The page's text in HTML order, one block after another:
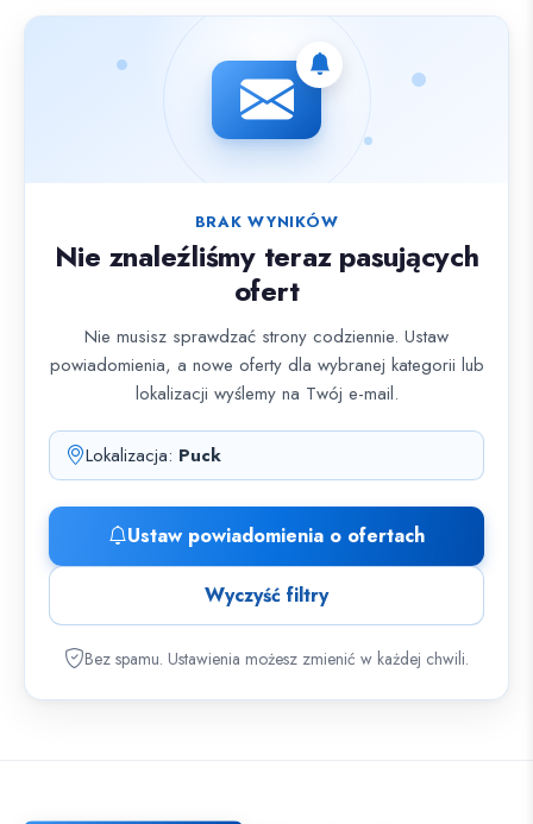
Nie znaleziono ofert spełniających wybrane kryteria.
BRAK WYNIKÓW
Nie znaleźliśmy teraz pasujących
ofert
Nie musisz sprawdzać strony codziennie. Ustaw
powiadomienia, a nowe oferty dla wybranej kategorii lub
lokalizacji wyślemy na Twój e-mail.
Lokalizacja: Puck
Ustaw powiadomienia o ofertach
Wyczyść filtry
Bez spamu. Ustawienia możesz zmienić w każdej chwili.